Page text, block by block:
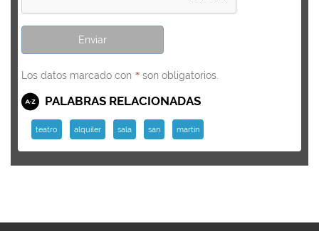
Los datos marcado con * son obligatorios.
PALABRAS RELACIONADAS
teatro alquiler sala san martin